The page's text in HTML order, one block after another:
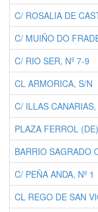
C/ ROSALIA DE
C/ MUIÑO DO
C/ RIO SER, Nº 7-9
CL ARMORICA, S/N
C/ ILLAS CANARIAS,
PLAZA FERROL
BARRIO SAGRADO
C/ PEÑA ANDA, Nº 1
CL REGO DE SAN